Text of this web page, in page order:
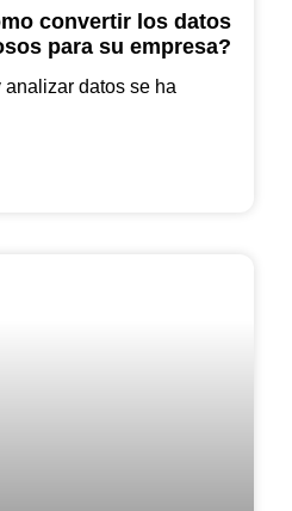
convertir los datos
para su empresa?
datos se ha